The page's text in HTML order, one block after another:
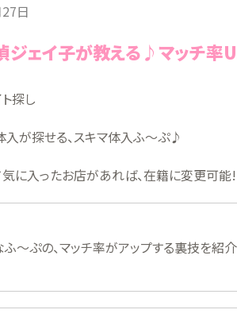
日
ジェイ子が教える♪マッチ率
探し
入が探せる、スキマ体入ふ〜ぷ♪
気に入ったお店があれば、在籍に変更可能
ふ〜ぷの、マッチ率がアップする裏技を紹